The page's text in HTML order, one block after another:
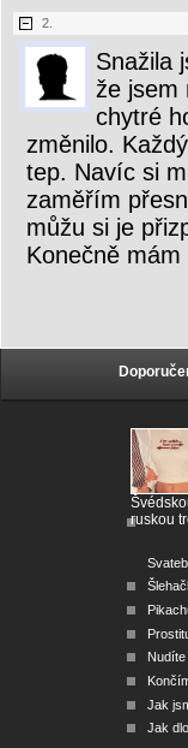
2.
Snažila
že jsem
chytré
změnilo.
tep. Navíc si
zaměřím
můžu si je
Konečně
ruskou
Jak
Jak